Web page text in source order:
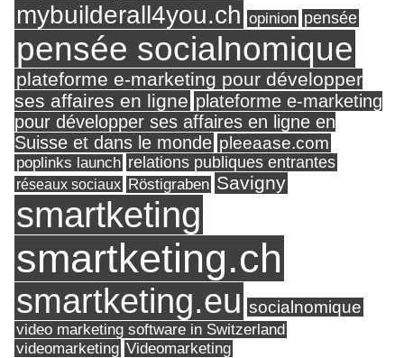
mybuilderall4you.ch opinion pensée
pensée socialnomique
plateforme e-marketing pour développer
ses affaires en ligne plateforme e-marketing
pour développer ses affaires en ligne en
Suisse et dans le monde pleeaase.com
poplinks launch relations publiques entrantes
réseaux sociaux Röstigraben Savigny
smartketing
smartketing.ch
smartketing.eu socialnomique
video marketing software in Switzerland
videomarketing Videomarketing